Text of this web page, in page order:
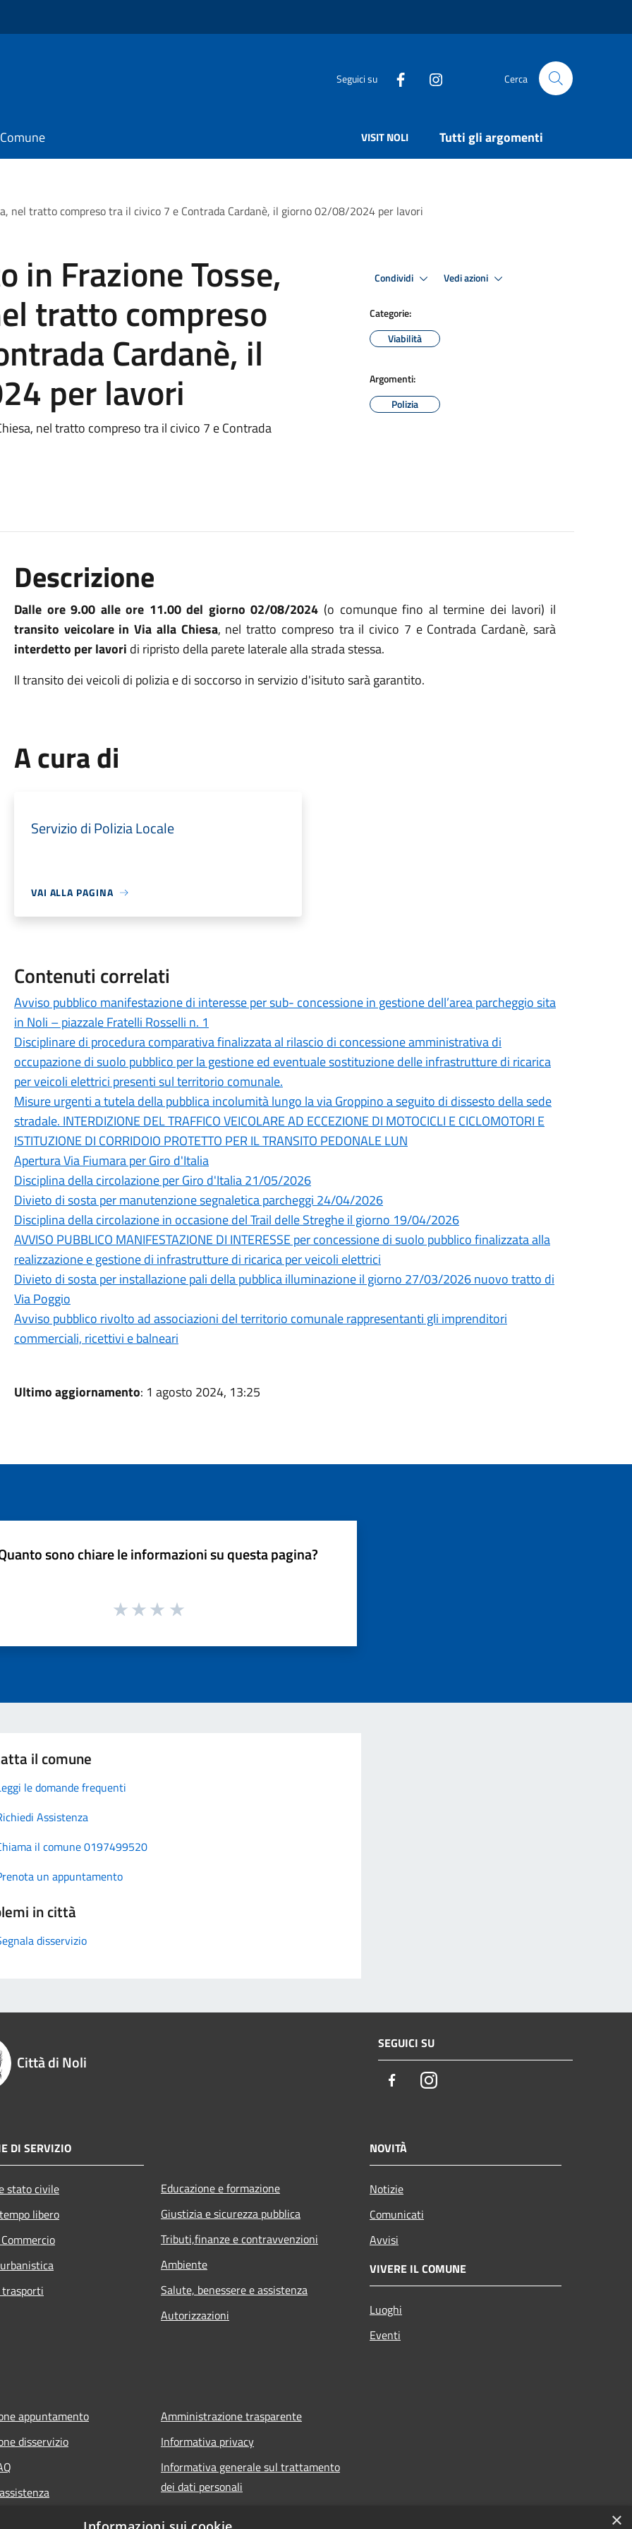
Seguici su Cerca
VISIT NOLI Tutti gli argomenti
nel tratto compreso tra il civico 7 e Contrada Cardanè, il giorno 02/08/2024 per lavori
Frazione Tosse,
tratto compreso
Cardanè, il
per lavori
nel tratto compreso tra il civico 7 e Contrada
Condividi Vedi azioni
Categorie:
Viabilità
Argomenti:
Polizia
Descrizione
Dalle ore 9.00 alle ore 11.00 del giorno 02/08/2024 (o comunque fino al termine dei lavori) il
transito veicolare in Via alla Chiesa, nel tratto compreso tra il civico 7 e Contrada Cardanè, sarà
interdetto per lavori di ripristo della parete laterale alla strada stessa.
Il transito dei veicoli di polizia e di soccorso in servizio d'isituto sarà garantito.
A cura di
Servizio di Polizia Locale
VAI ALLA PAGINA
Contenuti correlati
Avviso pubblico manifestazione di interesse per sub- concessione in gestione dell’area parcheggio sita
in Noli – piazzale Fratelli Rosselli n. 1
Disciplinare di procedura comparativa finalizzata al rilascio di concessione amministrativa di
occupazione di suolo pubblico per la gestione ed eventuale sostituzione delle infrastrutture di ricarica
per veicoli elettrici presenti sul territorio comunale.
Misure urgenti a tutela della pubblica incolumità lungo la via Groppino a seguito di dissesto della sede
stradale. INTERDIZIONE DEL TRAFFICO VEICOLARE AD ECCEZIONE DI MOTOCICLI E CICLOMOTORI E
ISTITUZIONE DI CORRIDOIO PROTETTO PER IL TRANSITO PEDONALE LUN
Apertura Via Fiumara per Giro d'Italia
Disciplina della circolazione per Giro d'Italia 21/05/2026
Divieto di sosta per manutenzione segnaletica parcheggi 24/04/2026
Disciplina della circolazione in occasione del Trail delle Streghe il giorno 19/04/2026
AVVISO PUBBLICO MANIFESTAZIONE DI INTERESSE per concessione di suolo pubblico finalizzata alla
realizzazione e gestione di infrastrutture di ricarica per veicoli elettrici
Divieto di sosta per installazione pali della pubblica illuminazione il giorno 27/03/2026 nuovo tratto di
Via Poggio
Avviso pubblico rivolto ad associazioni del territorio comunale rappresentanti gli imprenditori
commerciali, ricettivi e balneari
Ultimo aggiornamento: 1 agosto 2024, 13:25
sono chiare le informazioni su questa pagina?
il comune
le domande frequenti
Assistenza
il comune 0197499520
un appuntamento
in città
disservizio
Città di Noli
SEGUICI SU
FacebookInstagram
DI SERVIZIO
stato civile
libero
Educazione e formazione
Giustizia e sicurezza pubblica
Tributi,finanze e contravvenzioni
Ambiente
Salute, benessere e assistenza
Autorizzazioni
NOVITÀ
Notizie
Comunicati
Avvisi
VIVERE IL COMUNE
Luoghi
Eventi
appuntamento
disservizio
Amministrazione trasparente
Informativa privacy
Informativa generale sul trattamento
dei dati personali
×